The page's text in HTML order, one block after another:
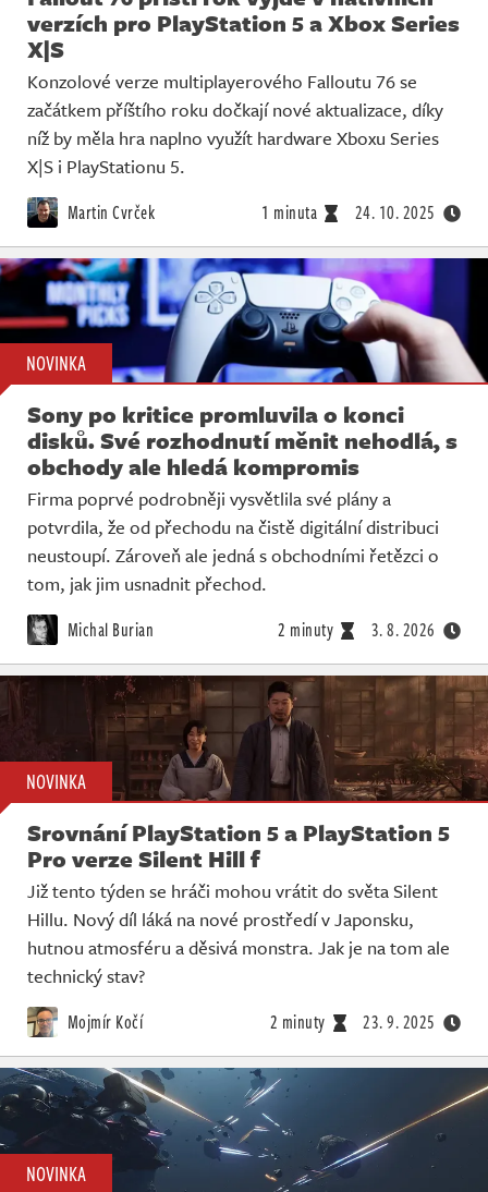
verzích pro PlayStation 5 a Xbox Series
X|S
Konzolové verze multiplayerového Falloutu 76 se
začátkem příštího roku dočkají nové aktualizace, díky
níž by měla hra naplno využít hardware Xboxu Series
X|S i PlayStationu 5.
Martin Cvrček 1 minuta 24. 10. 2025
NOVINKA
Sony po kritice promluvila o konci
disků. Své rozhodnutí měnit nehodlá, s
obchody ale hledá kompromis
Firma poprvé podrobněji vysvětlila své plány a
potvrdila, že od přechodu na čistě digitální distribuci
neustoupí. Zároveň ale jedná s obchodními řetězci o
tom, jak jim usnadnit přechod.
Michal Burian 2 minuty 3. 8. 2026
NOVINKA
Srovnání PlayStation 5 a PlayStation 5
Pro verze Silent Hill f
Již tento týden se hráči mohou vrátit do světa Silent
Hillu. Nový díl láká na nové prostředí v Japonsku,
hutnou atmosféru a děsivá monstra. Jak je na tom ale
technický stav?
Mojmír Kočí 2 minuty 23. 9. 2025
NOVINKA